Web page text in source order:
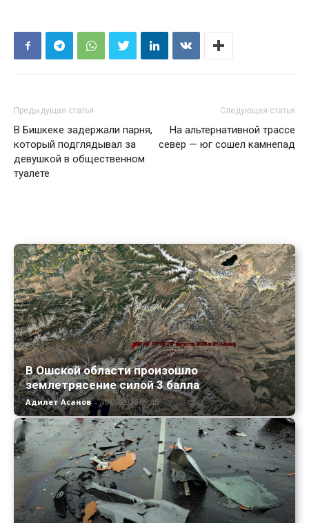
Предыдущая статья
В Бишкеке задержали парня,
который подглядывал за
девушкой в общественном
туалете
Следующая статья
На альтернативной трассе
север — юг сошел камнепад
В Ошской области произошло
землетрясение силой 3 балла
Адилет Асанов - 10.08.2026 09:45